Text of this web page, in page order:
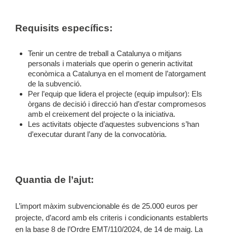
Requisits específics:
Tenir un centre de treball a Catalunya o mitjans
personals i materials que operin o generin activitat
econòmica a Catalunya en el moment de l’atorgament
de la subvenció.
Per l’equip que lidera el projecte (equip impulsor): Els
òrgans de decisió i direcció han d’estar compromesos
amb el creixement del projecte o la iniciativa.
Les activitats objecte d’aquestes subvencions s’han
d’executar durant l’any de la convocatòria.
Quantia de l’ajut:
L’import màxim subvencionable és de 25.000 euros per
projecte, d’acord amb els criteris i condicionants establerts
en la base 8 de l’Ordre EMT/110/2024, de 14 de maig. La